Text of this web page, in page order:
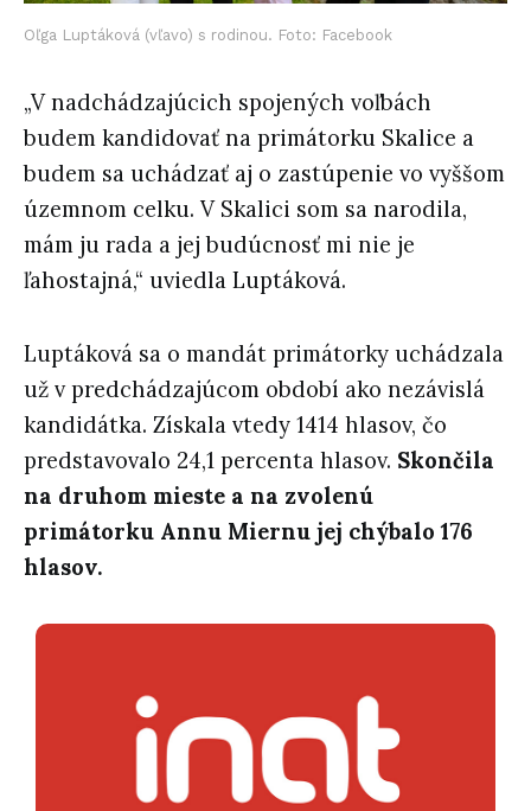
Oľga Luptáková (vľavo) s rodinou. Foto: Facebook
„V nadchádzajúcich spojených voľbách
budem kandidovať na primátorku Skalice a
budem sa uchádzať aj o zastúpenie vo vyššom
územnom celku. V Skalici som sa narodila,
mám ju rada a jej budúcnosť mi nie je
ľahostajná,“ uviedla Luptáková.
Luptáková sa o mandát primátorky uchádzala
už v predchádzajúcom období ako nezávislá
kandidátka. Získala vtedy 1414 hlasov, čo
predstavovalo 24,1 percenta hlasov. Skončila
na druhom mieste a na zvolenú
primátorku Annu Miernu jej chýbalo 176
hlasov.